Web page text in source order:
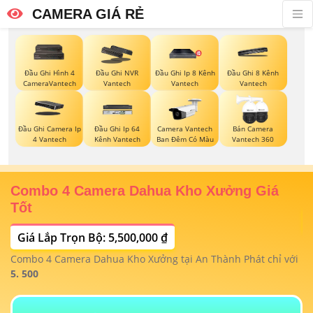
CAMERA GIÁ RẺ
Đầu Ghi Hình 4
CameraVantech
Đầu Ghi NVR
Vantech
Đầu Ghi Ip 8 Kênh
Vantech
Đầu Ghi 8 Kênh
Vantech
Đầu Ghi Camera Ip
4 Vantech
Đầu Ghi Ip 64
Kênh Vantech
Camera Vantech
Ban Đêm Có Màu
Bán Camera
Vantech 360
Combo 4 Camera Dahua Kho Xưởng Giá
Tốt
Giá Lắp Trọn Bộ: 5,500,000 ₫
Combo 4 Camera Dahua Kho Xưởng tại An Thành Phát chỉ với
5. 500